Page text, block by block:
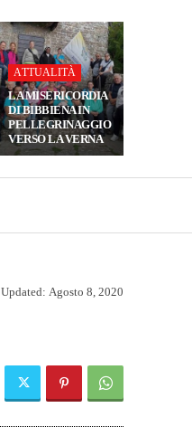
ATTUALITÀ
LA MISERICORDIA
DI BIBBIENA IN
PELLEGRINAGGIO
VERSO LA VERNA
Updated: Agosto 8, 2020